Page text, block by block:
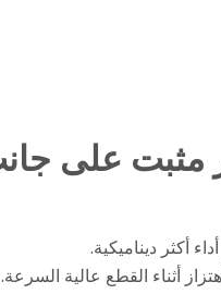
مثبت على
أكثر ديناميكية.
أثناء القطع عالية السرعة.